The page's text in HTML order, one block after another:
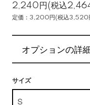
2,240円(税込
定価：3,200円(税込3,520
オプションの詳
サイズ